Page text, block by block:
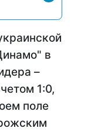
в
–
1:0,
поле